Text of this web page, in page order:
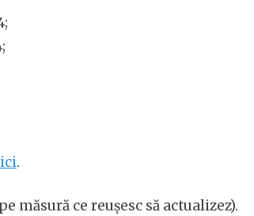
.
măsură ce reușesc să actualizez).